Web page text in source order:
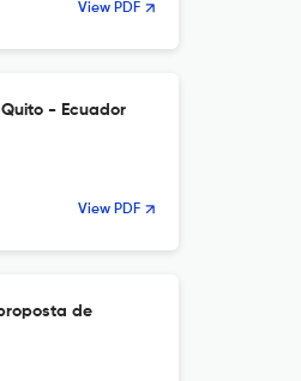
View PDF
- Ecuador
View PDF
de